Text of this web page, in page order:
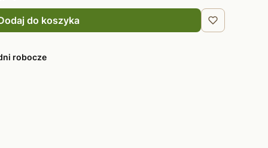
do koszyka
robocze